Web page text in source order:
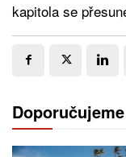
kapitola se
Doporučujeme